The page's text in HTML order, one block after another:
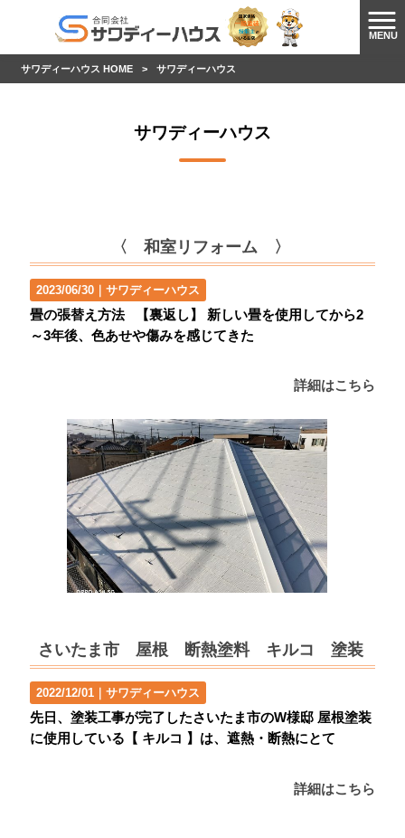
MENU
サワディーハウス HOME > サワディーハウス
サワディーハウス
〈 和室リフォーム 〉
2023/06/30｜サワディーハウス
畳の張替え方法 【裏返し】 新しい畳を使用してから2
～3年後、色あせや傷みを感じてきた
詳細はこちら
さいたま市 屋根 断熱塗料 キルコ 塗装
2022/12/01｜サワディーハウス
先日、塗装工事が完了したさいたま市のW様邸 屋根塗装
に使用している【 キルコ 】は、遮熱・断熱にとて
詳細はこちら